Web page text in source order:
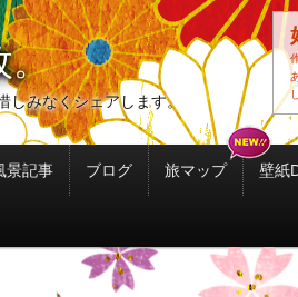
。
みなくシェアします。
景記事 ブログ 旅マップ 壁紙